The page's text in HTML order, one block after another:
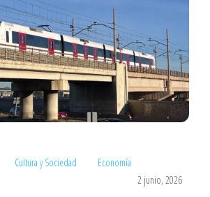
Cultura y Sociedad
Economía
2 junio, 2026